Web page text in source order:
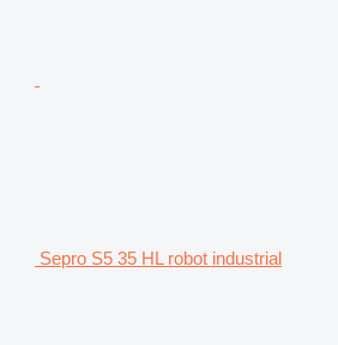
Sepro S5 35 HL robot industrial